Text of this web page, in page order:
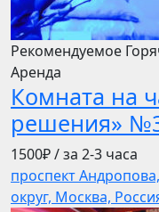
Рекомендуемое
Аренда
Комната на
решения»
1500₽/ за 2-3 часа
проспект
округ, Москва,